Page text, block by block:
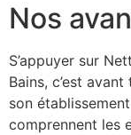
Nos
S’appuyer sur
Bains, c’est
son
comprennent les